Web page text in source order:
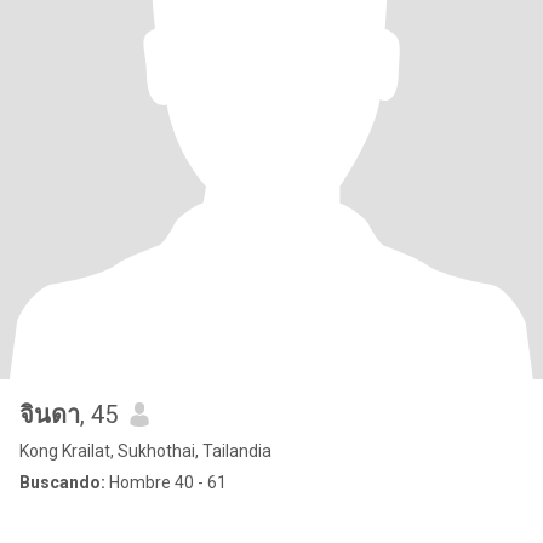
จินดา, 45
Kong Krailat, Sukhothai, Tailandia
Buscando: Hombre 40 - 61